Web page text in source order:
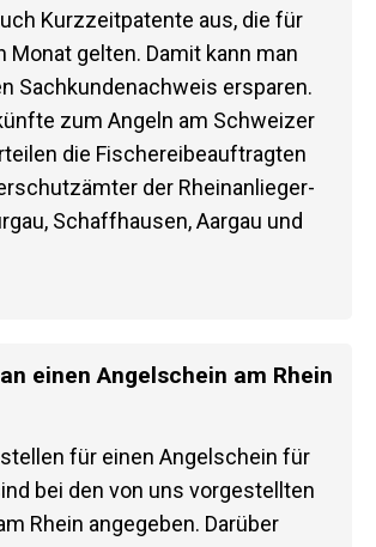
Kurzzeitpatente aus, die für
Monat gelten. Damit kann man
Sachkundenachweis ersparen.
zum Angeln am Schweizer
die Fischereibeauftragten
der Rheinanlieger-
Schaffhausen, Aargau und
einen Angelschein am Rhein
für einen Angelschein für
bei den von uns vorgestellten
Rhein angegeben. Darüber